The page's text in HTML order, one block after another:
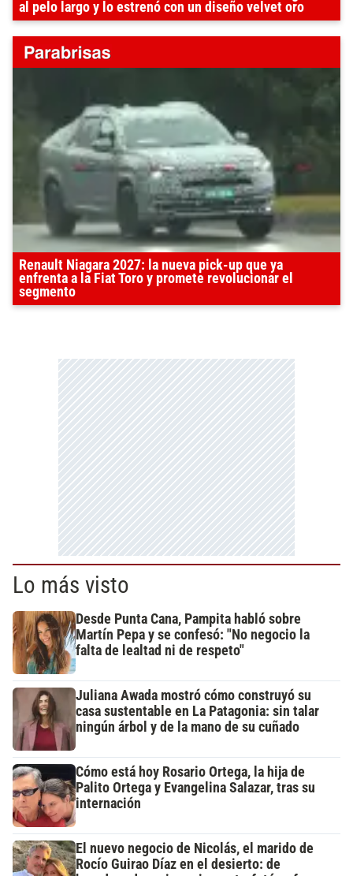
al pelo largo y lo estrenó con un diseño velvet oro
Renault Niagara 2027: la nueva pick-up que ya
enfrenta a la Fiat Toro y promete revolucionar el
segmento
Lo más visto
Desde Punta Cana, Pampita habló sobre
Martín Pepa y se confesó: "No negocio la
falta de lealtad ni de respeto"
Juliana Awada mostró cómo construyó su
casa sustentable en La Patagonia: sin talar
ningún árbol y de la mano de su cuñado
Cómo está hoy Rosario Ortega, la hija de
Palito Ortega y Evangelina Salazar, tras su
internación
El nuevo negocio de Nicolás, el marido de
Rocío Guirao Díaz en el desierto: de